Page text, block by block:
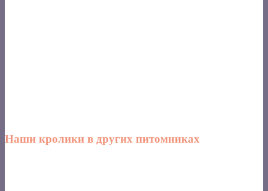
Наши кролики в других питомниках